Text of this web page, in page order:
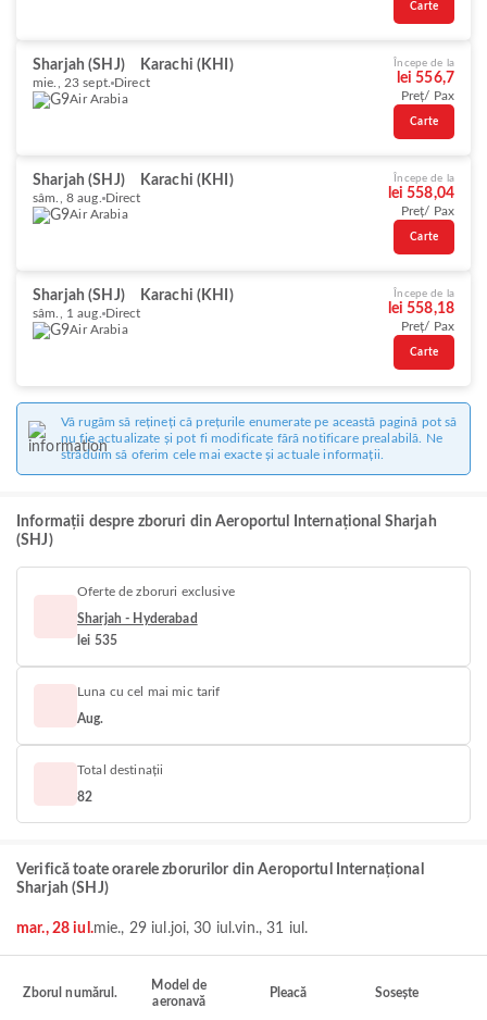
Carte
Sharjah (SHJ) Karachi (KHI)
mie., 23 sept. Direct
Air Arabia
Începe de la
lei 556,7
Preț/ Pax
Carte
Sharjah (SHJ) Karachi (KHI)
sâm., 8 aug. Direct
Air Arabia
Începe de la
lei 558,04
Preț/ Pax
Carte
Sharjah (SHJ) Karachi (KHI)
sâm., 1 aug. Direct
Air Arabia
Începe de la
lei 558,18
Preț/ Pax
Carte
Vă rugăm să rețineți că prețurile enumerate pe această pagină pot să
nu fie actualizate și pot fi modificate fără notificare prealabilă. Ne
străduim să oferim cele mai exacte și actuale informații.
Informații despre zboruri din Aeroportul Internațional Sharjah
(SHJ)
Oferte de zboruri exclusive
Sharjah - Hyderabad
lei 535
Luna cu cel mai mic tarif
Aug.
Total destinații
82
Verifică toate orarele zborurilor din Aeroportul Internațional
Sharjah (SHJ)
mar., 28 iul.mie., 29 iul.joi, 30 iul.vin., 31 iul.
Zborul numărul.
Model de
aeronavă
Pleacă Sosește